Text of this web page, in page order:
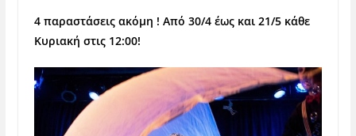
4 παραστάσεις ακόμη ! Από 30/4 έως και 21/5 κάθε
Κυριακή στις 12:00!